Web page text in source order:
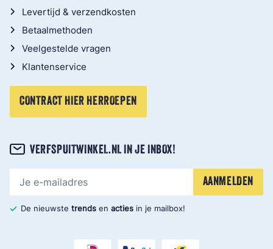
Levertijd & verzendkosten
Betaalmethoden
Veelgestelde vragen
Klantenservice
CONTRACT HIER HERROEPEN
VERFSPUITWINKEL.NL IN JE INBOX!
AANMELDEN
De nieuwste trends en acties in je mailbox!